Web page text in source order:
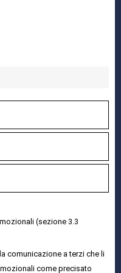
(sezione 3.3
comunicazione a terzi che li
come precisato